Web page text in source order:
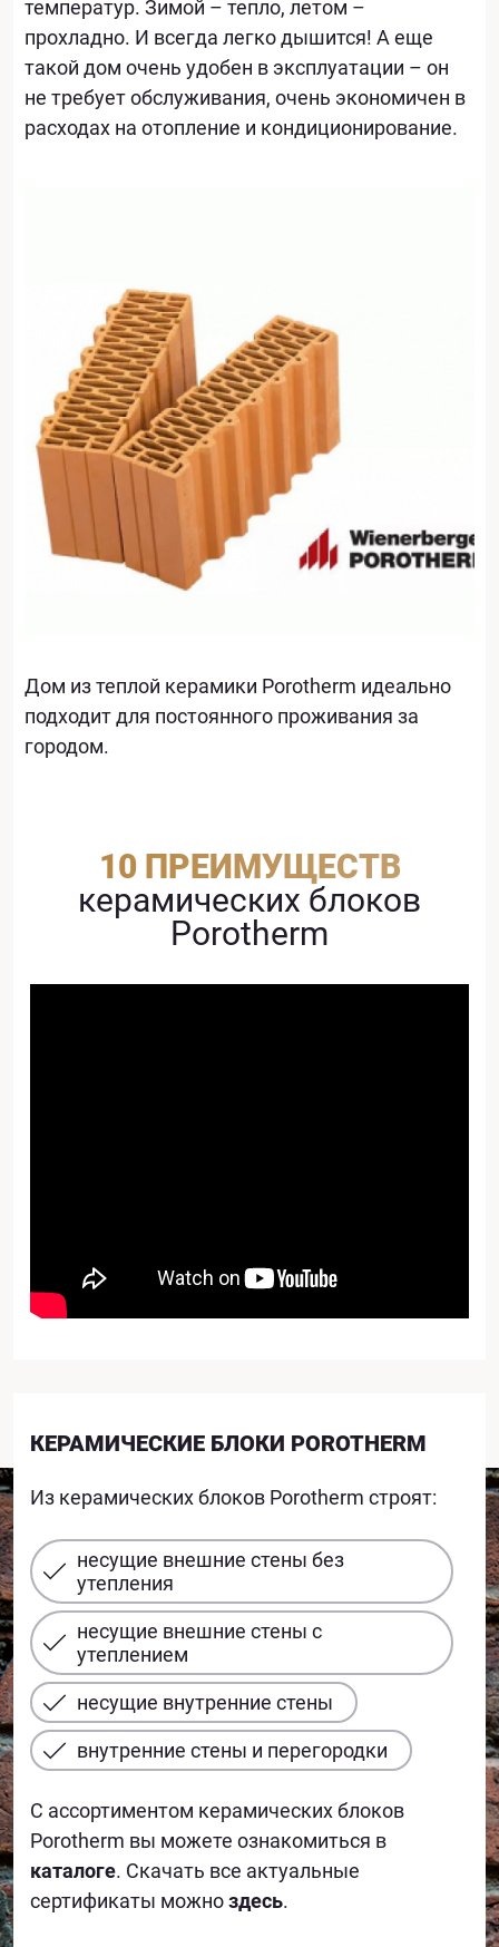
Дом из теплой керамики Porotherm идеально
подходит для постоянного проживания за
городом.
температур. Зимой – тепло, летом –
прохладно. И всегда легко дышится! А еще
такой дом очень удобен в эксплуатации – он
не требует обслуживания, очень экономичен в
расходах на отопление и кондиционирование.
10 ПРЕИМУЩЕСТВ
керамических блоков
Porotherm
КЕРАМИЧЕСКИЕ БЛОКИ POROTHERM
Из керамических блоков Porotherm строят:
несущие внешние стены без
утепления
несущие внешние стены с
утеплением
несущие внутренние стены
внутренние стены и перегородки
С ассортиментом керамических блоков
Porotherm вы можете ознакомиться в
каталоге. Скачать все актуальные
сертификаты можноздесь.